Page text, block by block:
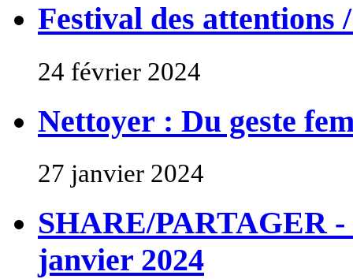
Festival des attentions
24 février 2024
Nettoyer : Du geste
27 janvier 2024
SHARE/PARTAGER
janvier 2024